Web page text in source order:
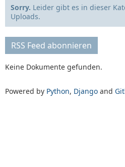
Sorry. Leider gibt es in dieser
Uploads.
RSS Feed abonnieren
Keine Dokumente gefunden.
Powered by Python, Django and